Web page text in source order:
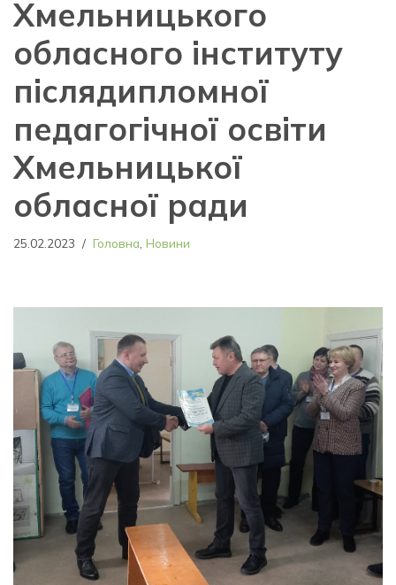
Хмельницького
обласного інституту
післядипломної
педагогічної освіти
Хмельницької
обласної ради
25.02.2023 Головна Новини